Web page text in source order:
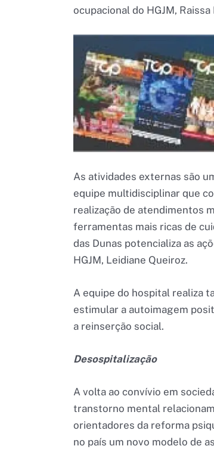
ocupacional do HGJM, Raissa
As atividades externas são
equipe multidisciplinar que
realização de atendimentos
ferramentas mais ricas de
das Dunas potencializa as
HGJM, Leidiane Queiroz.
A equipe do hospital realiza
estimular a autoimagem
a reinserção social.
Desospitalização
A volta ao convívio em
transtorno mental
orientadores da reforma
no país um novo modelo de